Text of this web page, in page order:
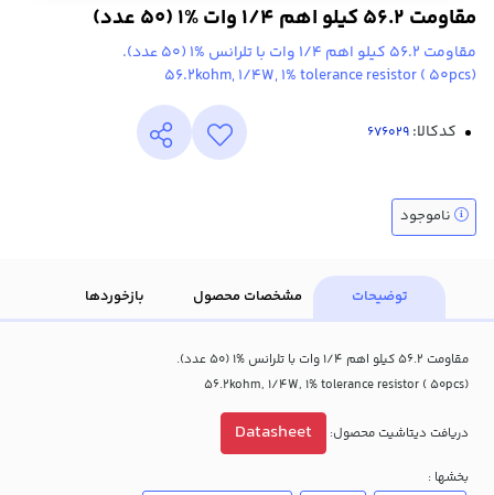
مقاومت 56.2 کیلو اهم 1/4 وات %1 (50 عدد)
مقاومت 56.2 کیلو اهم 1/4 وات با تلرانس %1 (50 عدد).
56.2kohm, 1/4W, 1% tolerance resistor ( 50pcs)
کدکالا:
ناموجود
توضیحات مشخصات محصول بازخوردها
مقاومت 56.2 کیلو اهم 1/4 وات با تلرانس %1 (50 عدد).
56.2kohm, 1/4W, 1% tolerance resistor ( 50pcs)
دریافت دیتاشیت محصول: Datasheet
بخشها :